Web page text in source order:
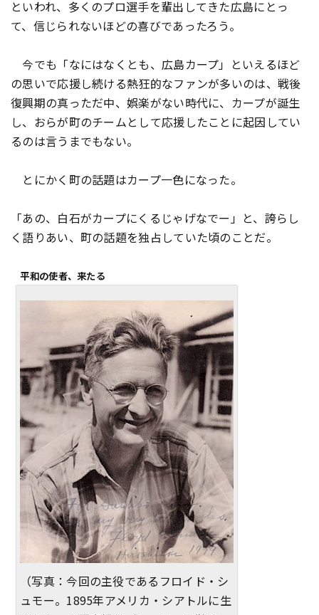
といわれ、多くのプロ選手を輩出してきた広島にとっ
て、信じられないほどの喜びであったろう。
今でも「なにはなくとも、広島カープ」といえるほど
の思いで応援し続ける熱狂的なファンが多いのは、戦後
復興期の真っただ中、娯楽がない時代に、カープが誕生
し、おらが町のチームとして応援したことに起因してい
るのは言うまでもない。
とにかく町の話題はカープ一色になった。
「あの、白石がカープにくるじゃげなでー」と、誇らし
く語りあい、町の話題を独占していた頃のことだ。
平和の使者、来たる
（写真：今回の主役であるフロイド・シ
ュモー。1895年アメリカ・シアトルに生